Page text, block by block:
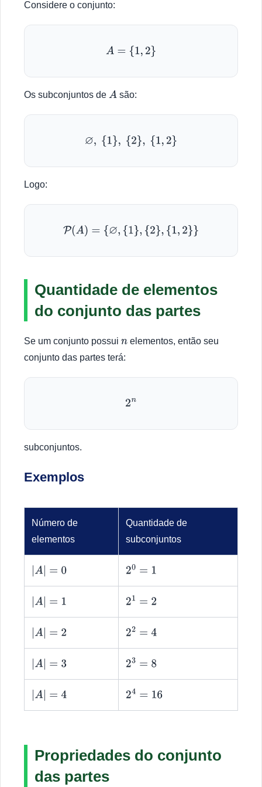
Considere o conjunto:
A= {1,2 }
Os subconjuntos de A são:
∅ , {1 { 2 }, { 1, 2}
Logo:
P(A )={∅,{ 1 },{ 2} ,{ 1,2} }
Quantidade de elementos
do conjunto das partes
Se um conjunto possui n elementos, então seu
conjunto das partes terá:
2n
subconjuntos.
Exemplos
Número de
elementos
Quantidade de
subconjuntos
A| 0 2 =1
A| 1 2 =2
A| 2 2 =4
A| 3 2 =8
A| 4 2 =16
Propriedades do conjunto
das partes